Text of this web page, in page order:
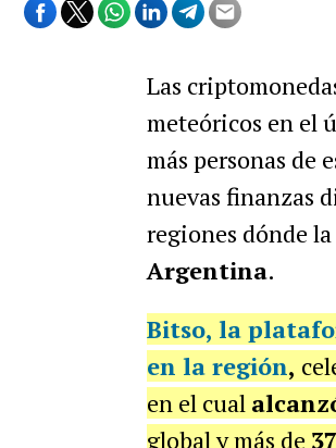
Las
meteóricos en el
más personas de
nuevas finanzas
regiones dónde
Argentina.
Bitso, la
en la región,
en el cual
global y más de